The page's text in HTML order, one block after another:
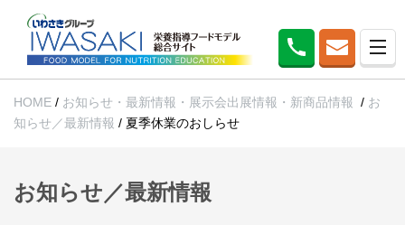
HOME / お知らせ・最新情報・展示会出展情報・新商品情報 / お
知らせ／最新情報 / 夏季休業のおしらせ
お知らせ／最新情報